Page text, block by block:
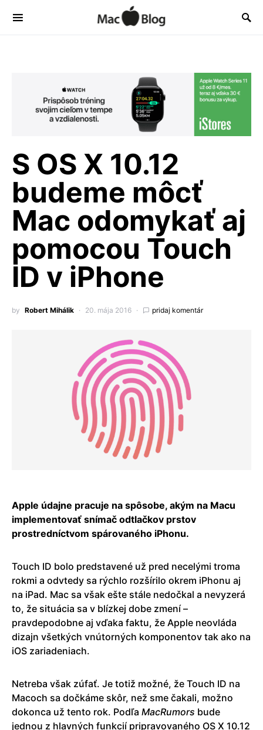
S OS X 10.12
budeme môcť
Mac odomykať aj
pomocou Touch
ID v iPhone
by Robert Mihálik 20. mája 2016 pridaj komentár
Apple údajne pracuje na spôsobe, akým na Macu
implementovať snímač odtlačkov prstov
prostredníctvom spárovaného iPhonu.
Touch ID bolo predstavené už pred necelými troma
rokmi a odvtedy sa rýchlo rozšírilo okrem iPhonu aj
na iPad. Mac sa však ešte stále nedočkal a nevyzerá
to, že situácia sa v blízkej dobe zmení –
pravdepodobne aj vďaka faktu, že Apple neovláda
dizajn všetkých vnútorných komponentov tak ako na
iOS zariadeniach.
Netreba však zúfať. Je totiž možné, že Touch ID na
Macoch sa dočkáme skôr, než sme čakali, možno
dokonca už tento rok. Podľa MacRumors bude
jednou z hlavných funkcií pripravovaného OS X 10.12